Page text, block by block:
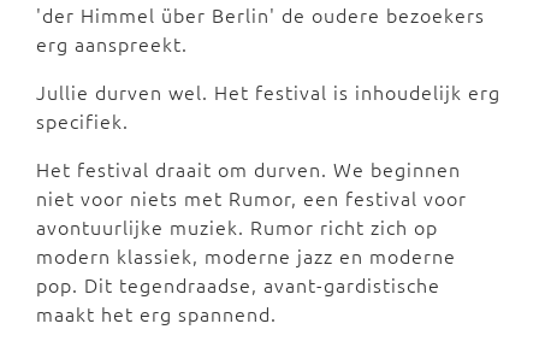
'der Himmel über Berlin' de oudere bezoekers
erg aanspreekt.
Jullie durven wel. Het festival is inhoudelijk erg
specifiek.
Het festival draait om durven. We beginnen
niet voor niets met Rumor, een festival voor
avontuurlijke muziek. Rumor richt zich op
modern klassiek, moderne jazz en moderne
pop. Dit tegendraadse, avant-gardistische
maakt het erg spannend.